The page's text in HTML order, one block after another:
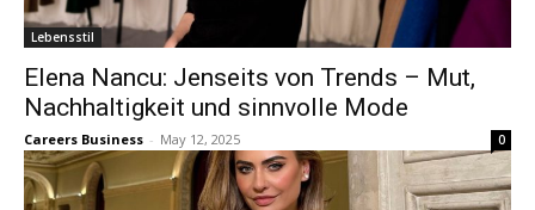
Lebensstil
Elena Nancu: Jenseits von Trends – Mut,
Nachhaltigkeit und sinnvolle Mode
Careers Business - May 12, 2025 0